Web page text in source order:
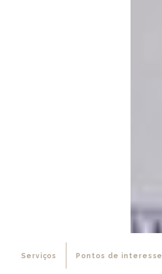
Serviços Pontos de interesse